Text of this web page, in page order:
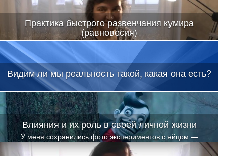
Практика быстрого развенчания кумира
(равновесия)
Видим ли мы реальность такой, какая она есть?
Влияния и их роль в своей личной жизни
У меня сохранились фото экспериментов с яйцом —
классическим «бабушкиным» методом снятия любых